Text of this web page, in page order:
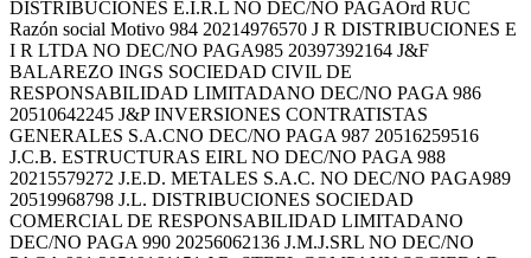
DISTRIBUCIONES E.I.R.L NO DEC/NO PAGAOrd RUC
Razón social Motivo 984 20214976570 J R DISTRIBUCIONES E
I R LTDA NO DEC/NO PAGA985 20397392164 J&F
BALAREZO INGS SOCIEDAD CIVIL DE
RESPONSABILIDAD LIMITADANO DEC/NO PAGA 986
20510642245 J&P INVERSIONES CONTRATISTAS
GENERALES S.A.CNO DEC/NO PAGA 987 20516259516
J.C.B. ESTRUCTURAS EIRL NO DEC/NO PAGA 988
20215579272 J.E.D. METALES S.A.C. NO DEC/NO PAGA989
20519968798 J.L. DISTRIBUCIONES SOCIEDAD
COMERCIAL DE RESPONSABILIDAD LIMITADANO
DEC/NO PAGA 990 20256062136 J.M.J.SRL NO DEC/NO